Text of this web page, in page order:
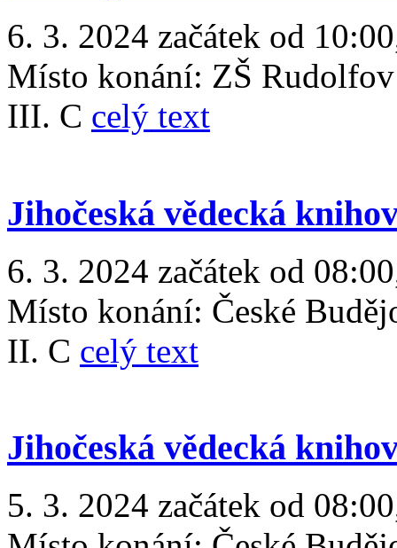
6. 3. 2024 začátek od
Místo konání: ZŠ Rudolfov
III. C celý text
Jihočeská vědecká
6. 3. 2024 začátek od
Místo konání: České
II. C celý text
Jihočeská vědecká
5. 3. 2024 začátek od